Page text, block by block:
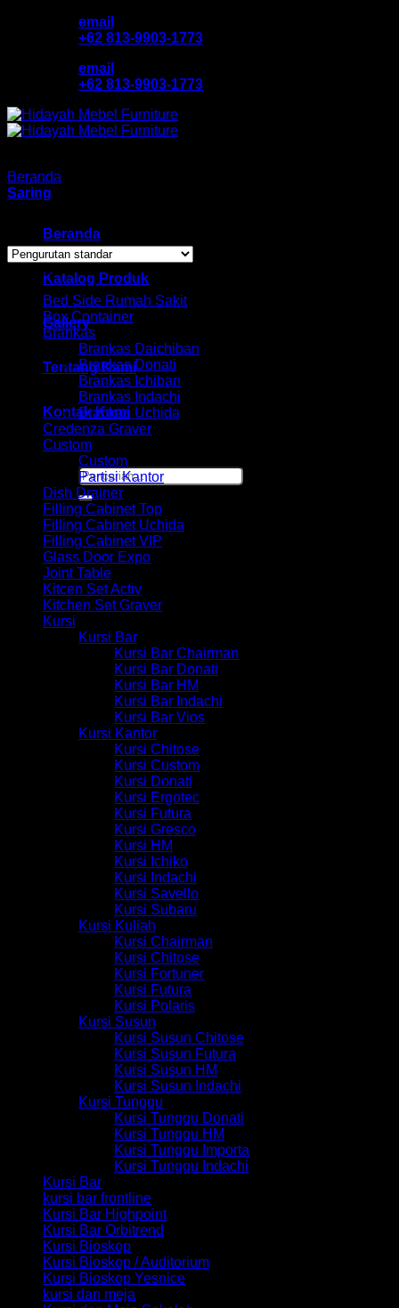
email
+62 813-9903-1773
email
+62 813-9903-1773
Beranda
Katalog Produk
Gallery
Tentang Kami
Kontak Kami
Pencarian
untuk:
Beranda
Saring
Browse
Bed Side Rumah Sakit
Box Container
Brankas
Brankas Daichiban
Brankas Donati
Brankas Ichiban
Brankas Indachi
Brankas Uchida
Credenza Graver
Custom
Custom
Partisi Kantor
Dish Drainer
Filling Cabinet Top
Filling Cabinet Uchida
Filling Cabinet VIP
Glass Door Expo
Joint Table
Kitcen Set Activ
Kitchen Set Graver
Kursi
Kursi Bar
Kursi Bar Chairman
Kursi Bar Donati
Kursi Bar HM
Kursi Bar Indachi
Kursi Bar Vios
Kursi Kantor
Kursi Chitose
Kursi Custom
Kursi Donati
Kursi Ergotec
Kursi Futura
Kursi Gresco
Kursi HM
Kursi Ichiko
Kursi Indachi
Kursi Savello
Kursi Subaru
Kursi Kuliah
Kursi Chairman
Kursi Chitose
Kursi Fortuner
Kursi Futura
Kursi Polaris
Kursi Susun
Kursi Susun Chitose
Kursi Susun Futura
Kursi Susun HM
Kursi Susun Indachi
Kursi Tunggu
Kursi Tunggu Donati
Kursi Tunggu HM
Kursi Tunggu Importa
Kursi Tunggu Indachi
Kursi Bar
kursi bar frontline
Kursi Bar Highpoint
Kursi Bar Orbitrend
Kursi Bioskop
Kursi Bioskop / Auditorium
Kursi Bioskop Yesnice
kursi dan meja